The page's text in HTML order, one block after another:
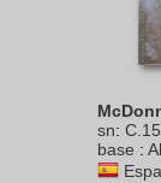
sn:
base :